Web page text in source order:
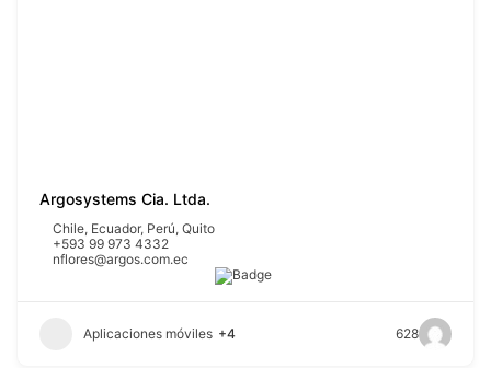
Argosystems Cia. Ltda.
Chile, Ecuador, Perú, Quito
+593 99 973 4332
nflores@argos.com.ec
Aplicaciones móviles +4 628